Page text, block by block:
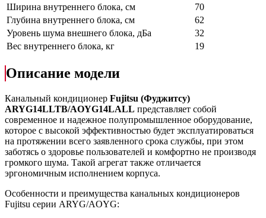
Ширина внутреннего блока, см
70
Глубина внутреннего блока, см
62
Уровень шума внешнего блока, дБа
32
Вес внутреннего блока, кг
19
Описание модели
Канальный кондиционер Fujitsu (Фуджитсу)
ARYG14LLTB/AOYG14LALL представляет собой
современное и надежное полупромышленное оборудование,
которое с высокой эффективностью будет эксплуатироваться
на протяжении всего заявленного срока службы, при этом
заботясь о здоровье пользователей и комфортно не производя
громкого шума. Такой агрегат также отличается
эргономичным исполнением корпуса.
Особенности и преимущества канальных кондиционеров
Fujitsu серии ARYG/AOYG: